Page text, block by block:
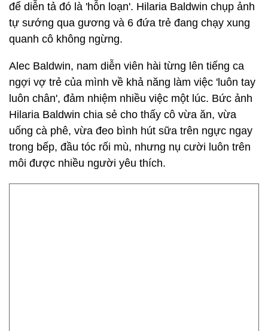
để diễn tả đó là 'hỗn loạn'. Hilaria Baldwin chụp ảnh
tự sướng qua gương và 6 đứa trẻ đang chạy xung
quanh cô không ngừng.
Alec Baldwin, nam diễn viên hài từng lên tiếng ca
ngợi vợ trẻ của mình về khả năng làm việc 'luôn tay
luôn chân', đảm nhiệm nhiều việc một lúc. Bức ảnh
Hilaria Baldwin chia sẻ cho thấy cô vừa ăn, vừa
uống cà phê, vừa đeo bình hút sữa trên ngực ngay
trong bếp, đầu tóc rối mù, nhưng nụ cười luôn trên
môi được nhiều người yêu thích.